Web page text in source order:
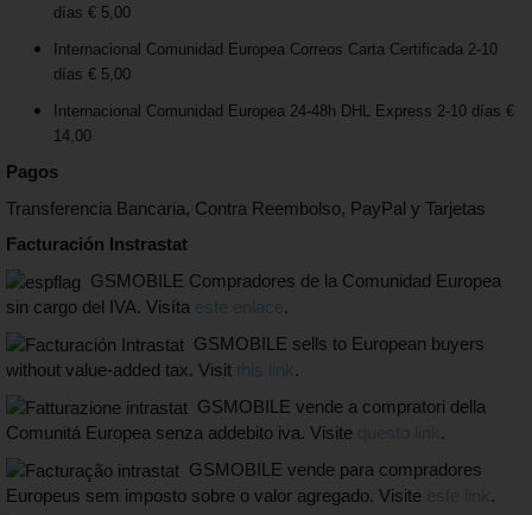
días € 5,00
Internacional Comunidad Europea Correos Carta Certificada 2-10
días € 5,00
Internacional Comunidad Europea 24-48h DHL Express 2-10 días €
14,00
Pagos
Transferencia Bancaria, Contra Reembolso, PayPal y Tarjetas
Facturación Instrastat
GSMOBILE Compradores de la Comunidad Europea
sin cargo del IVA. Visíta
.
GSMOBILE sells to European buyers
without value-added tax. Visit
.
GSMOBILE vende a compratori della
Comunitá Europea senza addebito iva. Visite
.
GSMOBILE vende para compradores
Europeus sem imposto sobre o valor agregado. Visite
.